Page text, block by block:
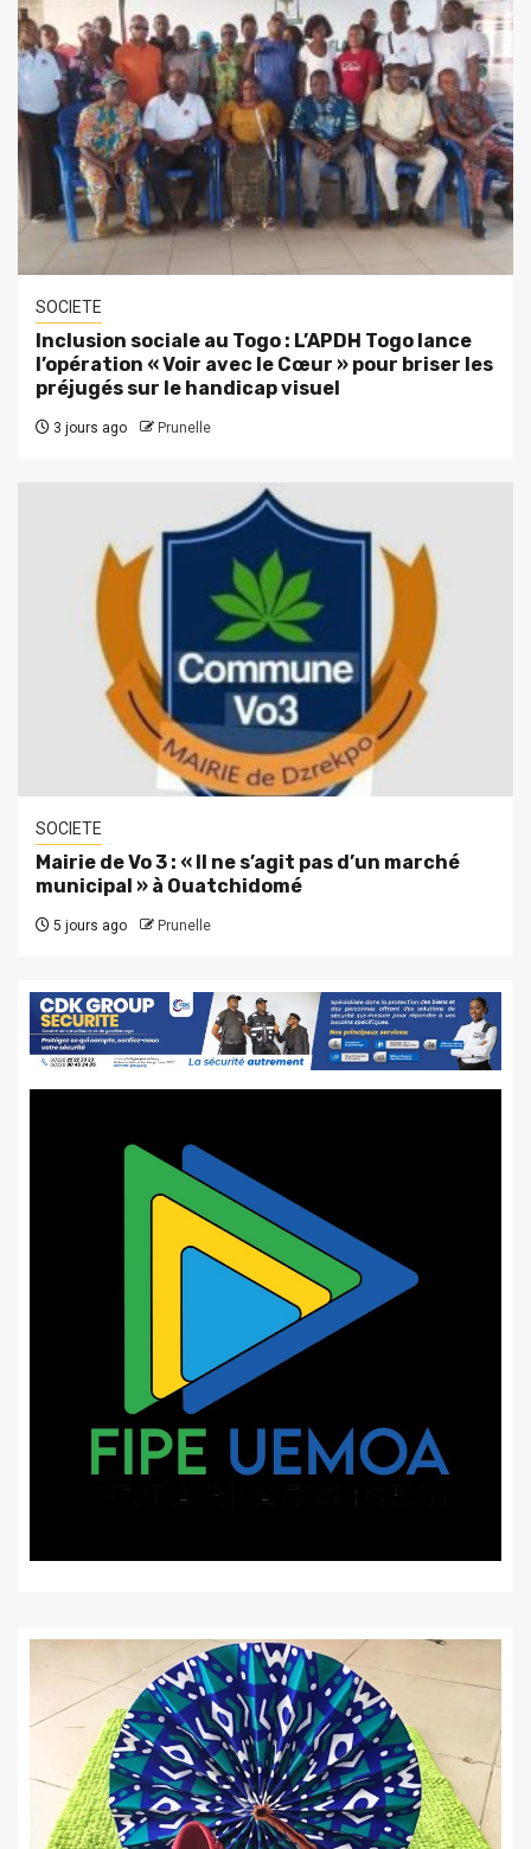
SOCIETE
Inclusion sociale au Togo : L’APDH Togo lance
l’opération « Voir avec le Cœur » pour briser les
préjugés sur le handicap visuel
3 jours ago Prunelle
SOCIETE
Mairie de Vo 3 : « Il ne s’agit pas d’un marché
municipal » à Ouatchidomé
5 jours ago Prunelle